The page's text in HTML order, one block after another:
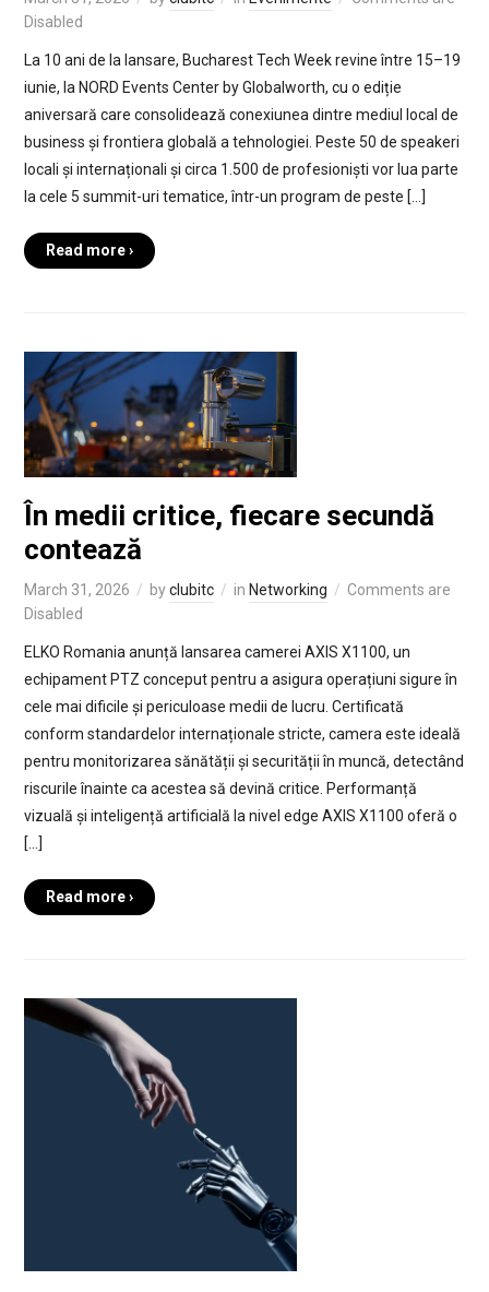
Disabled
La 10 ani de la lansare, Bucharest Tech Week revine între 15–19
iunie, la NORD Events Center by Globalworth, cu o ediție
aniversară care consolidează conexiunea dintre mediul local de
business și frontiera globală a tehnologiei. Peste 50 de speakeri
locali și internaționali și circa 1.500 de profesioniști vor lua parte
la cele 5 summit-uri tematice, într-un program de peste […]
Read more ›
În medii critice, fiecare secundă
contează
March 31, 2026 byclubitc in Networking
Comments are
Disabled
ELKO Romania anunță lansarea camerei AXIS X1100, un
echipament PTZ conceput pentru a asigura operațiuni sigure în
cele mai dificile și periculoase medii de lucru. Certificată
conform standardelor internaționale stricte, camera este ideală
pentru monitorizarea sănătății și securității în muncă, detectând
riscurile înainte ca acestea să devină critice. Performanță
vizuală și inteligență artificială la nivel edge AXIS X1100 oferă o
[…]
Read more ›